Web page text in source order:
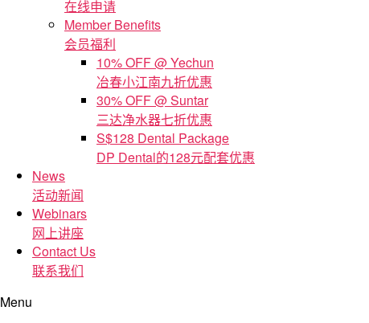
在线申请
Member Benefits
会员福利
10% OFF @ Yechun
冶春小江南九折优惠
30% OFF @ Suntar
三达净水器七折优惠
S$128 Dental Package
DP Dental的128元配套优惠
News
活动新闻
Webinars
网上讲座
Contact Us
联系我们
Menu